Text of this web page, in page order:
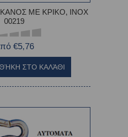
ΜΕ ΚΡΙΚΟ, INOX
00219
€5,76